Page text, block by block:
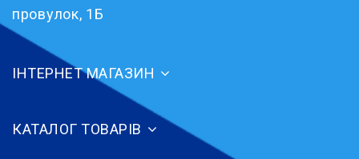
провулок, 1Б
ІНТЕРНЕТ МАГАЗИН
КАТАЛОГ ТОВАРІВ